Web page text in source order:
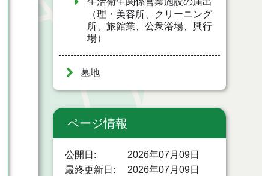
（理・美容所、クリーニング
所、旅館業、公衆浴場、興行
場）
墓地
ページ情報
公開日
2026年07月09日
最終更新日
2026年07月09日